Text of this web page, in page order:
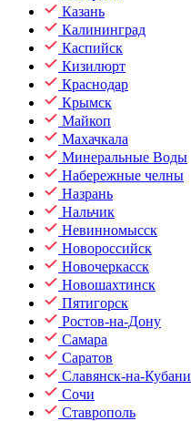
Казань
Калининград
Каспийск
Кизилюрт
Краснодар
Крымск
Майкоп
Махачкала
Минеральные Воды
Набережные челны
Назрань
Нальчик
Невинномысск
Новороссийск
Новочеркасск
Новошахтинск
Пятигорск
Ростов-на-Дону
Самара
Саратов
Славянск-на-Кубани
Сочи
Ставрополь